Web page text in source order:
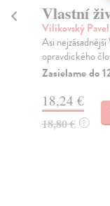
Vlastní
Vilikovský Pavel
Asi
opravdického
Zasielame do
18,24 €
18,80 € ?